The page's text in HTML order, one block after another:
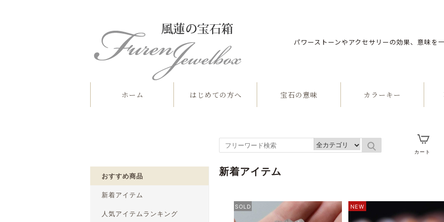
パワーストーンやアクセサリーの効果、意味を
ホーム はじめての方へ 宝石の意味 カラーキー
カート
おすすめ商品
新着アイテム
人気アイテムランキング
新着アイテム
SOLD NEW